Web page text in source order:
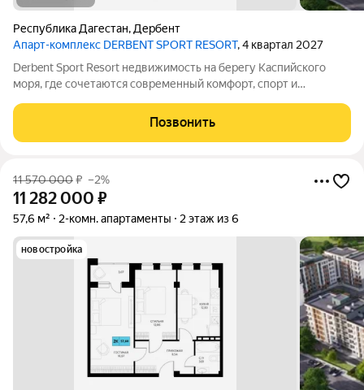
Республика Дагестан, Дербент
Апарт-комплекс DERBENT SPORT RESORT, 4 квартал 2027
Derbent Sport Resort недвижимость на берегу Каспийского
моря, где сочетаются современный комфорт, спорт и
учитывают все потребности современных
Позвонить
11 570 000₽ –2%
11 282 000 ₽
57,6 м² 2-комн. апартаменты 2 этаж из 6
новостройка